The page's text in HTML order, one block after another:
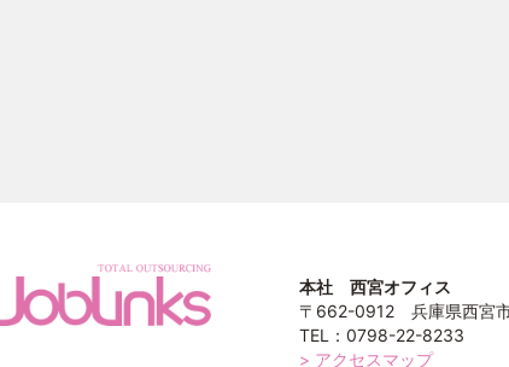
本社 西宮オフィス
〒662-0912 兵庫県西宮
TEL：0798-22-8233
> アクセスマップ